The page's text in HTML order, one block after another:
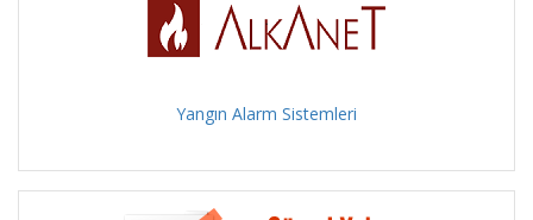
Yangın Alarm Sistemleri